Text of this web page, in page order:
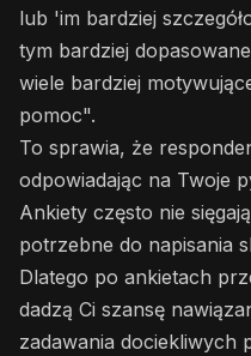
lub 'im bardziej
tym bardziej
wiele bardziej
pomoc".
To sprawia, że
odpowiadając na Twoje
Ankiety często nie
potrzebne do napisania
Dlatego po ankietach
dadzą Ci szansę
zadawania dociekliwych